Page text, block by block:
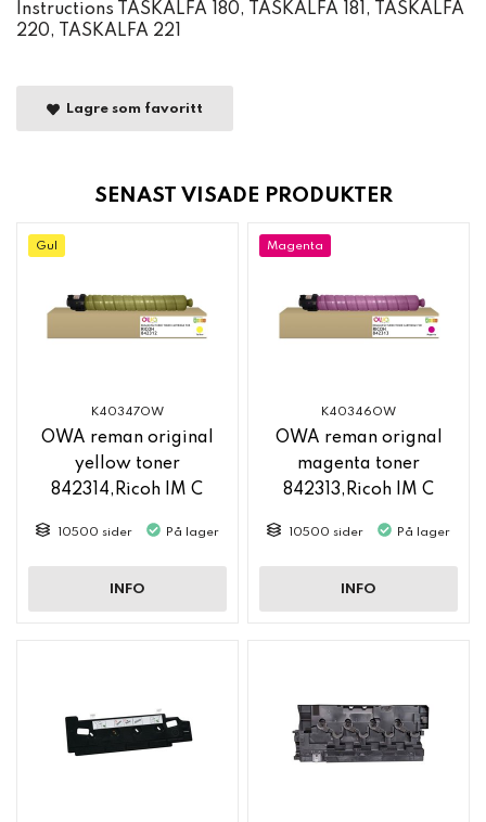
Instructions TASKALFA 180, TASKALFA 181, TASKALFA
220, TASKALFA 221
Lagre som favoritt
SENAST VISADE PRODUKTER
Gul
K40347OW
OWA reman original
yellow toner
842314,Ricoh IM C
10500 sider På lager
INFO
Magenta
K40346OW
OWA reman orignal
magenta toner
842313,Ricoh IM C
10500 sider På lager
INFO